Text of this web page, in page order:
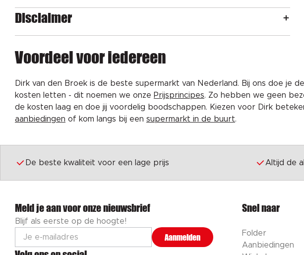
Disclaimer
Voordeel voor iedereen
Dirk van den Broek is de beste supermarkt van Nederland. Bij ons doe je
kosten letten - dit noemen we onze Prijsprincipes. Zo hebben we geen
de kosten laag en doe jij voordelig boodschappen. Kiezen voor Dirk
aanbiedingen of kom langs bij een supermarkt in de buurt.
De beste kwaliteit voor een lage prijs Altijd de
Meld je aan voor onze nieuwsbrief
Blijf als eerste op de hoogte!
Aanmelden
Snel naar
Folder
Aanbiedingen